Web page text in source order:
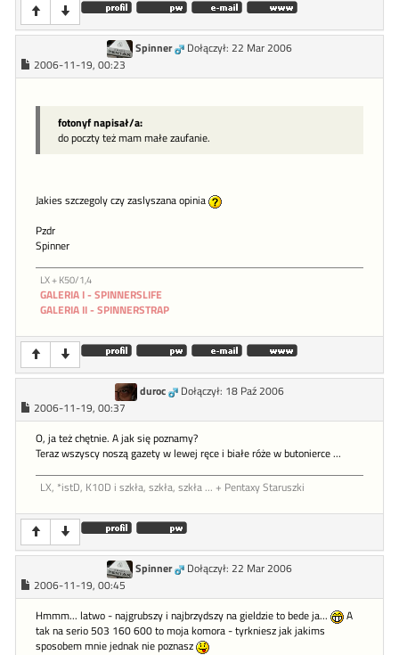
Spinner
Dołączył: 22 Mar 2006
2006-11-19, 00:23
fotonyf napisał/a:
do poczty też mam małe zaufanie.
Jakies szczegoly czy zaslyszana opinia
Pzdr
Spinner
LX + K50/1,4
GALERIA I - SPINNERSLIFE
GALERIA II - SPINNERSTRAP
duroc
Dołączył: 18 Paź 2006
2006-11-19, 00:37
O, ja też chętnie. A jak się poznamy?
Teraz wszyscy noszą gazety w lewej ręce i białe róże w butonierce ...
LX, *istD, K10D i szkła, szkła, szkła ... + Pentaxy Staruszki
Spinner
Dołączył: 22 Mar 2006
2006-11-19, 00:45
Hmmm... latwo - najgrubszy i najbrzydszy na gieldzie to bede ja...
A
tak na serio 503 160 600 to moja komora - tyrkniesz jak jakims
sposobem mnie jednak nie poznasz